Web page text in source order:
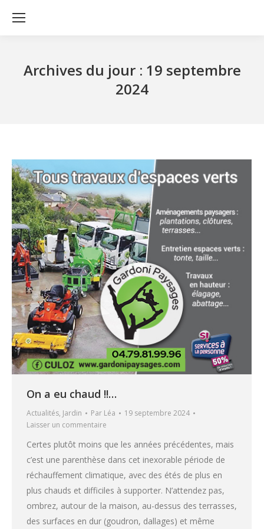
Archives du jour : 19 septembre
2024
On a eu chaud !!…
Actualités, Jardin Par Léa
19 septembre 2024
Laisser un commentaire
Certes plutôt moins que les années précédentes, mais
c’est une parenthèse dans cet inexorable période de
réchauffement climatique, avec des étés de plus en
plus chauds et difficiles à supporter. N’attendez pas,
ombrez, autour de la maison, au-dessus des terrasses,
des surfaces en dur (goudron, dallages) et même